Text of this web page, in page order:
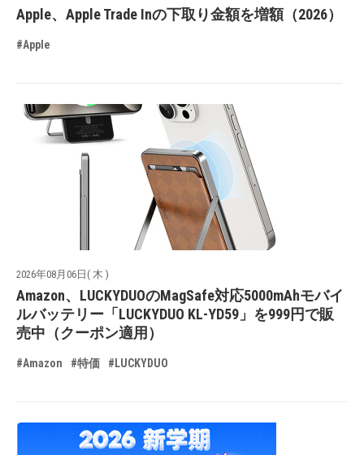
Apple、Apple Trade Inの下取り金額を増額（2026）
#Apple
2026年08月06日( 木 )
Amazon、LUCKYDUOのMagSafe対応5000mAhモバイ
ルバッテリー「LUCKYDUO KL-YD59」を999円で販
売中（クーポン適用）
#Amazon #特価 #LUCKYDUO